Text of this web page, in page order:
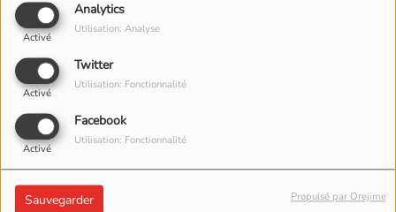
Analytics
Activé
Utilisation: Analyse
Twitter
Activé
Utilisation: Fonctionnalité
Facebook
Activé
Utilisation: Fonctionnalité
Sauvegarder Propulsé par Orejime
come & listen www.omodjo.com
PLAY ! OMODJO JUIN 2024